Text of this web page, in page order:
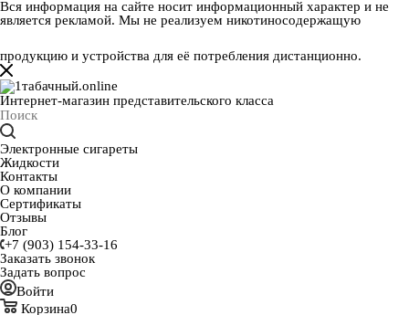
Вся информация на сайте носит информационный характер и не
является рекламой. Мы не реализуем никотиносодержащую
продукцию и устройства для её потребления дистанционно.
Интернет-магазин представительского класса
Электронные сигареты
Жидкости
Контакты
О компании
Сертификаты
Отзывы
Блог
+7 (903) 154-33-16
Заказать звонок
Задать вопрос
Войти
Корзина0